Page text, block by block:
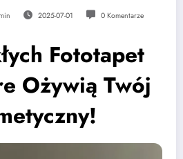
2025-07-01 0 Komentarze
Fototapet
Ożywią Twój